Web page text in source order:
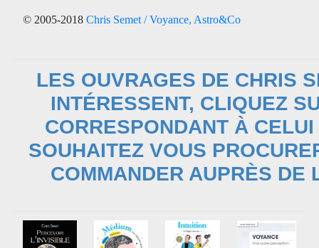
© 2005-2018 Chris Semet / Voyance, Astro&Co
LES OUVRAGES DE CHRIS
INTÉRESSENT, CLIQUEZ
CORRESPONDANT À
SOUHAITEZ VOUS
COMMANDER AUPRÈS DE